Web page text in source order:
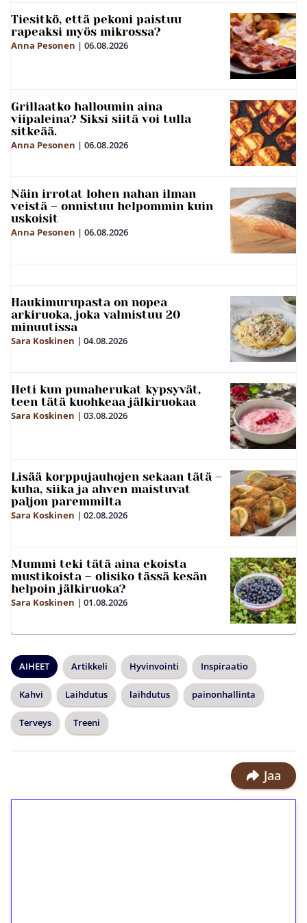
Tiesitkö, että pekoni paistuu
rapeaksi myös mikrossa?
Anna Pesonen | 06.08.2026
Grillaatko halloumin aina
viipaleina? Siksi siitä voi tulla
sitkeää.
Anna Pesonen | 06.08.2026
Näin irrotat lohen nahan ilman
veistä – onnistuu helpommin kuin
uskoisit
Anna Pesonen | 06.08.2026
Haukimurupasta on nopea
arkiruoka, joka valmistuu 20
minuutissa
Sara Koskinen | 04.08.2026
Heti kun punaherukat kypsyvät,
teen tätä kuohkeaa jälkiruokaa
Sara Koskinen | 03.08.2026
Lisää korppujauhojen sekaan tätä –
kuha, siika ja ahven maistuvat
paljon paremmilta
Sara Koskinen | 02.08.2026
Mummi teki tätä aina ekoista
mustikoista – olisiko tässä kesän
helpoin jälkiruoka?
Sara Koskinen | 01.08.2026
AIHEET Artikkeli Hyvinvointi Inspiraatio
Kahvi Laihdutus laihdutus painonhallinta
Terveys Treeni
Jaa